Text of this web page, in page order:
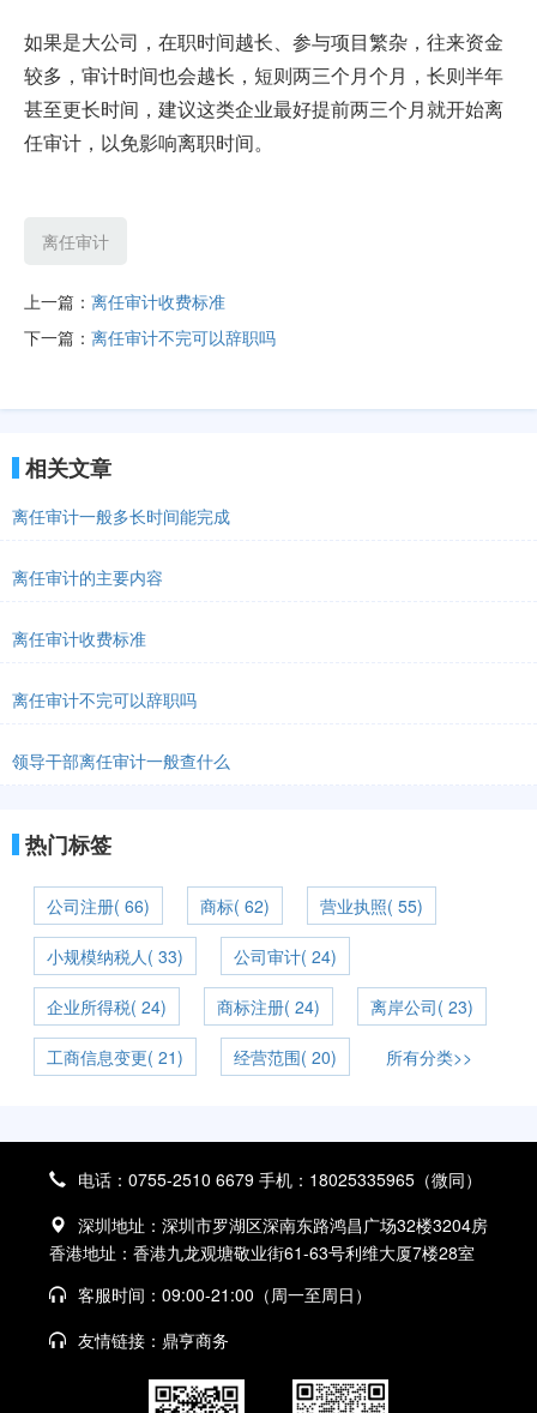
如果是大公司，在职时间越长、参与项目繁杂，往来资金
较多，审计时间也会越长，短则两三个月个月，长则半年
甚至更长时间，建议这类企业最好提前两三个月就开始离
任审计，以免影响离职时间。
离任审计
上一篇： 离任审计收费标准
下一篇： 离任审计不完可以辞职吗
相关文章
离任审计一般多长时间能完成
离任审计的主要内容
离任审计收费标准
离任审计不完可以辞职吗
领导干部离任审计一般查什么
热门标签
公司注册( 66) 商标( 62) 营业执照( 55)
小规模纳税人( 33) 公司审计( 24)
企业所得税( 24) 商标注册( 24) 离岸公司( 23)
工商信息变更( 21) 经营范围( 20) 所有分类>>
电话：0755-2510 6679 手机：18025335965（微同）
深圳地址：深圳市罗湖区深南东路鸿昌广场32楼3204房
香港地址：香港九龙观塘敬业街61-63号利维大厦7楼28室
客服时间：09:00-21:00（周一至周日）
友情链接： 鼎亨商务